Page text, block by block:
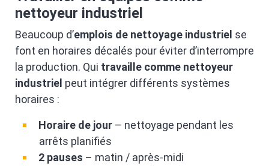
nettoyeur industriel
Beaucoup d’emplois de nettoyage industriel se
font en horaires décalés pour éviter d’interrompre
la production. Qui travaille comme nettoyeur
industriel peut intégrer différents systèmes
horaires :
Horaire de jour – nettoyage pendant les
arrêts planifiés
2 pauses – matin / après-midi